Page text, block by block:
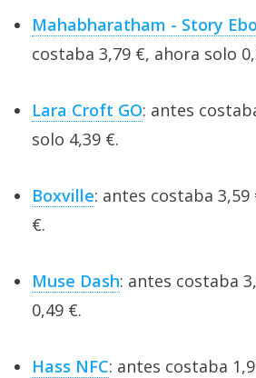
Mahabharatham - Story
costaba 3,79 €, ahora solo
Lara Croft GO: antes
solo 4,39 €.
Boxville: antes costaba
€.
Muse Dash: antes costaba
0,49 €.
Hass NFC: antes costaba